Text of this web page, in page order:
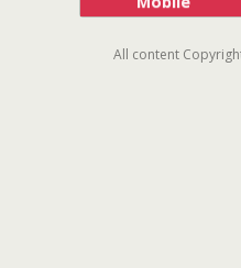
All content